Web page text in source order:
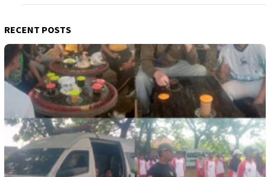
RECENT POSTS